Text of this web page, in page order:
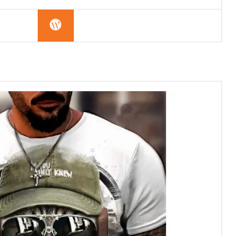
Confira na Shopee